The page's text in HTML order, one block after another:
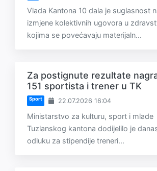
Vlada Kantona 10 dala je suglasnost
izmjene kolektivnih ugovora u
kojima se povećavaju materijaln...
Za postignute rezultate
151 sportista i trener u TK
Sport 22.07.2026 16:04
Ministarstvo za kulturu, sport i mlade
Tuzlanskog kantona dodijelilo je
odluku za stipendije treneri...